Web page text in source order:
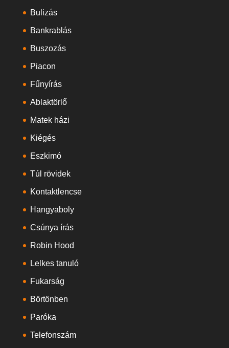
Bulizás
Bankrablás
Buszozás
Piacon
Fűnyírás
Ablaktörlő
Matek házi
Kiégés
Eszkimó
Túl rövidek
Kontaktlencse
Hangyaboly
Csúnya írás
Robin Hood
Lelkes tanuló
Fukarság
Börtönben
Paróka
Telefonszám